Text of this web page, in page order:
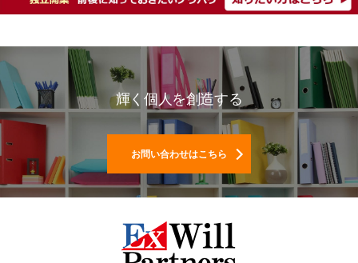
輝く個人を創造する
お問い合わせはこちら